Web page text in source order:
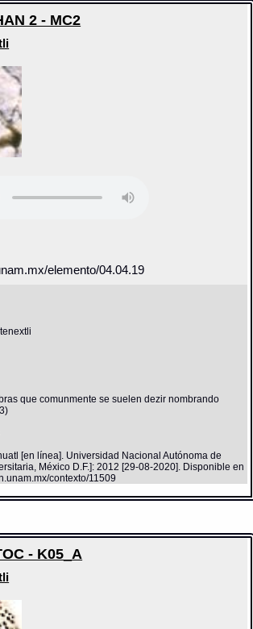
2 - MC2
elemento/04.04.19
tenextli
que comunmente se suelen dezir nombrando
[en línea]. Universidad Nacional Autónoma de
México D.F.]: 2012 [29-08-2020]. Disponible en
contexto/11509
- K05_A